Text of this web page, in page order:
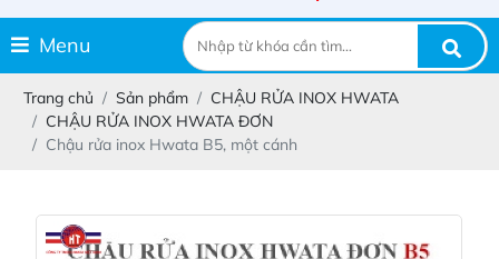
Menu
Trang chủ Sản phẩm
CHẬU RỬA INOX HWATA
CHẬU RỬA INOX HWATA ĐƠN
Chậu rửa inox Hwata B5, một cánh